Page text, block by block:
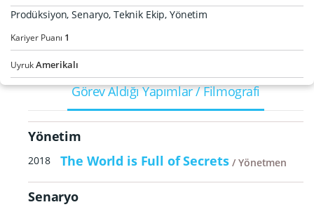
Prodüksiyon, Senaryo, Teknik Ekip, Yönetim
Kariyer Puanı 1
UyrukAmerikalı
Görev Aldığı Yapımlar / Filmografi
Yönetim
2018 The World is Full of Secrets Yönetmen
Senaryo